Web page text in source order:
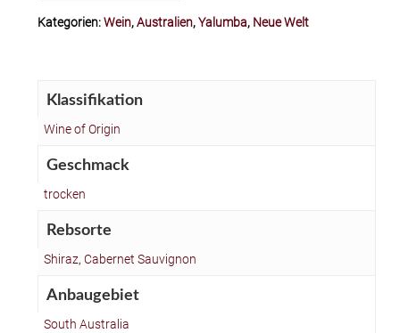
Kategorien:Wein,Australien,Yalumba, Neue Welt
Klassifikation
Wine of Origin
Geschmack
trocken
Rebsorte
Shiraz, Cabernet Sauvignon
Anbaugebiet
South Australia